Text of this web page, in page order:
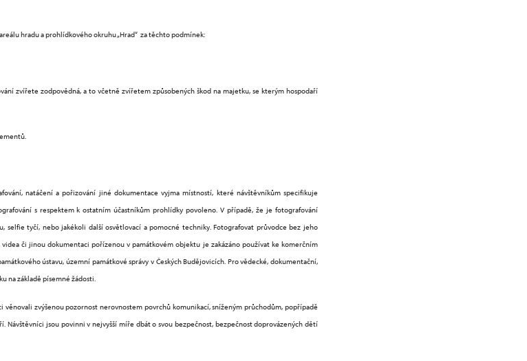
hradu a prohlídkového okruhu „Hrad“ za těchto podmínek:
zvířete zodpovědná, a to včetně zvířetem způsobených škod na majetku, se kterým hospodaří
natáčení a pořizování jiné dokumentace vyjma místností, které návštěvníkům specifikuje
s respektem k ostatním účastníkům prohlídky povoleno. V případě, že je fotografování
selfie tyčí, nebo jakékoli další osvětlovací a pomocné techniky. Fotografovat průvodce bez jeho
videa či jinou dokumentaci pořízenou v památkovém objektu je zakázáno používat ke komerčním
ústavu, územní památkové správy v Českých Budějovicích. Pro vědecké, dokumentační,
na základě písemné žádosti.
zvýšenou pozornost nerovnostem povrchů komunikací, sníženým průchodům, popřípadě
Návštěvníci jsou povinni v nejvyšší míře dbát o svou bezpečnost, bezpečnost doprovázených dětí